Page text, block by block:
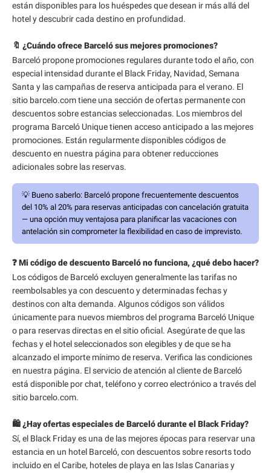
están disponibles para los huéspedes que desean ir más allá del
hotel y descubrir cada destino en profundidad.
🔖 ¿Cuándo ofrece Barceló sus mejores promociones?
Barceló propone promociones regulares durante todo el año, con
especial intensidad durante el Black Friday, Navidad, Semana
Santa y las campañas de reserva anticipada para el verano. El
sitio barcelo.com tiene una sección de ofertas permanente con
descuentos sobre estancias seleccionadas. Los miembros del
programa Barceló Unique tienen acceso anticipado a las mejores
promociones. Están regularmente disponibles códigos de
descuento en nuestra página para obtener reducciones
adicionales sobre las reservas.
💡 Bueno saberlo: Barceló propone frecuentemente descuentos
del 10% al 20% para reservas anticipadas con cancelación gratuita
— una opción muy ventajosa para planificar las vacaciones con
antelación sin comprometer la flexibilidad en caso de imprevisto.
❓ Mi código de descuento Barceló no funciona, ¿qué debo hacer?
Los códigos de Barceló excluyen generalmente las tarifas no
reembolsables ya con descuento y determinadas fechas y
destinos con alta demanda. Algunos códigos son válidos
únicamente para nuevos miembros del programa Barceló Unique
o para reservas directas en el sitio oficial. Asegúrate de que las
fechas y el hotel seleccionados son elegibles y de que se ha
alcanzado el importe mínimo de reserva. Verifica las condiciones
en nuestra página. El servicio de atención al cliente de Barceló
está disponible por chat, teléfono y correo electrónico a través del
sitio barcelo.com.
🛍️ ¿Hay ofertas especiales de Barceló durante el Black Friday?
Sí, el Black Friday es una de las mejores épocas para reservar una
estancia en un hotel Barceló, con descuentos sobre resorts todo
incluido en el Caribe, hoteles de playa en las Islas Canarias y